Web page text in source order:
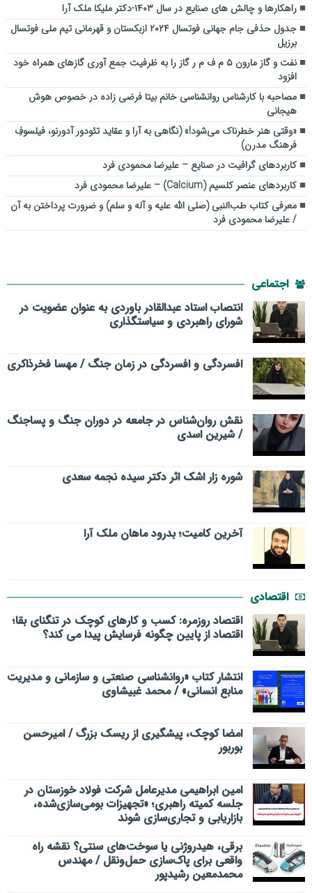
راهکارها و چالش های صنایع در سال ۱۴۰۳-دکتر ملیکا ملک آرا
جدول حذفی جام جهانی فوتسال ۲۰۲۴ ازبکستان و قهرمانی تیم ملی فوتسال
برزیل
نفت و گاز مارون ۵ م ف م ر گاز را به ظرفیت جمع آوری گازهای همراه خود
افزود
مصاحبه با کارشناس روانشناسی خانم بیتا فرضی زاده در خصوص هوش
هیجانی
«وقتی هنر خطرناک می‌شود!» (نگاهی به آرا و عقاید تئودور آدورنو، فیلسوفِ
فرهنگ مدرن)
کاربردهای گرافیت در صنایع – علیرضا محمودی فرد
کاربردهای عنصر کلسیم (Calcium) – علیرضا محمودی فرد
معرفی کتاب طب‌النبی (صلی الله علیه و آله و سلم) و ضرورت پرداختن به آن
/ علیرضا محمودی فرد
اجتماعی
انتصاب استاد عبدالقادر باوردی به عنوان عضویت در
شورای راهبردی و سیاستگذاری
افسردگی و افسردگی در زمان جنگ / مهسا فخرذاکری
نقش روان‌شناس در جامعه در دوران جنگ و پساجنگ
/ شیرین اسدی
شوره زار اشک اثر دکتر سیده نجمه سعدی
​آخرین کامیت؛ بدرود ماهان ملک آرا
اقتصادی
اقتصاد روزمره: کسب‌ و کارهای کوچک در تنگنای بقا؛
اقتصاد از پایین چگونه فرسایش پیدا می کند؟
انتشار کتاب «روانشناسی صنعتی و سازمانی و مدیریت
منابع انسانی» / محمد غبیشاوی
امضا کوچک، پیشگیری از ریسک بزرگ / امیرحسن
بوربور
امین ابراهیمی مدیرعامل شرکت فولاد خوزستان در
جلسه کمیته راهبری؛ «تجهیزات بومی‌سازی‌شده،
بازاریابی و تجاری‌سازی شوند
برقی، هیدروژنی یا سوخت‌های سنتی؟ نقشه راه
واقعی برای پاک‌سازی حمل‌ونقل / مهندس
محمدمعین رشیدپور